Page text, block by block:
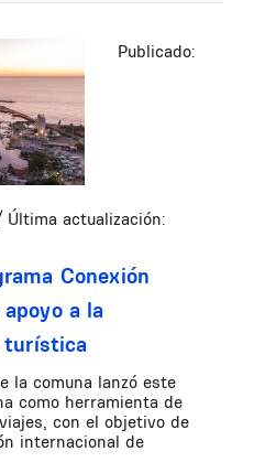
Publicado:
Última actualización:
Conexión
a la
turística
la comuna lanzó este
como herramienta de
con el objetivo de
internacional de